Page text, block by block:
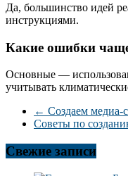
Да, большинство идей
инструкциями.
Какие ошибки чаще
Основные —
учитывать
← Создаем медиа-
Советы по
Свежие записи